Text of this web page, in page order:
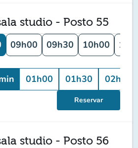
studio - Posto 55
09h00 09h30 10h00
01h00 01h30 02h00
Reservar
studio - Posto 56